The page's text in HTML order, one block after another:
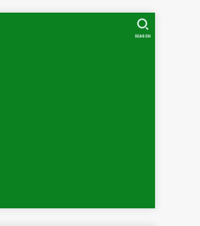
SEARCH